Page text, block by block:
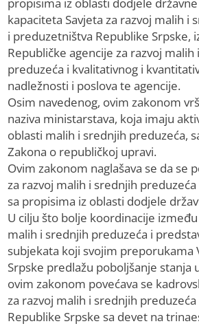
propisima iz oblasti dodjele
kapaciteta Savjeta za razvoj malih i
i preduzetništva Republike Srpske,
Republičke agencije za razvoj malih
preduzeća i kvalitativnog i
nadležnosti i poslova te agencije.
Osim navedenog, ovim zakonom
naziva ministarstava, koja imaju
oblasti malih i srednjih preduzeća,
Zakona o republičkoj upravi.
Ovim zakonom naglašava se da se
za razvoj malih i srednjih
sa propisima iz oblasti dodjele
U cilju što bolje koordinacije
malih i srednjih preduzeća i
subjekata koji svojim preporukama
Srpske predlažu poboljšanje stanja
ovim zakonom povećava se
za razvoj malih i srednjih
Republike Srpske sa devet na